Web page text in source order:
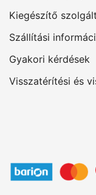
Kiegészítő
Szállítási
Gyakori kérdések
Visszatérítési és